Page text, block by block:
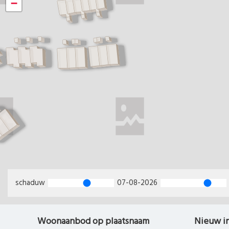
−
schaduw 07-08-2026
Woonaanbod op plaatsnaam Nieuw